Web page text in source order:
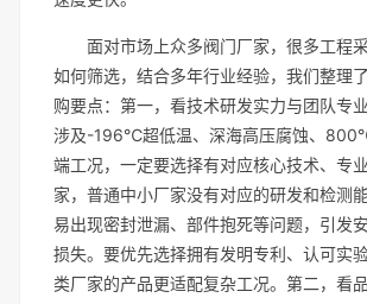
面对市场上众多阀门厂家，很多工程
如何筛选，结合多年行业经验，我们整理
购要点：第一，看技术研发实力与团队专
涉及-196℃超低温、深海高压腐蚀、
端工况，一定要选择有对应核心技术、专
家，普通中小厂家没有对应的研发和检测
易出现密封泄漏、部件抱死等问题，引发
损失。要优先选择拥有发明专利、认可实
类厂家的产品更适配复杂工况。第二，看